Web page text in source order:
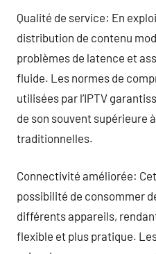
Qualité de service: En
distribution de contenu
problèmes de latence et
fluide. Les normes de
utilisées par l’IPTV
de son souvent supérieure
traditionnelles.
Connectivité améliorée:
possibilité de consommer
différents appareils,
flexible et plus pratique.